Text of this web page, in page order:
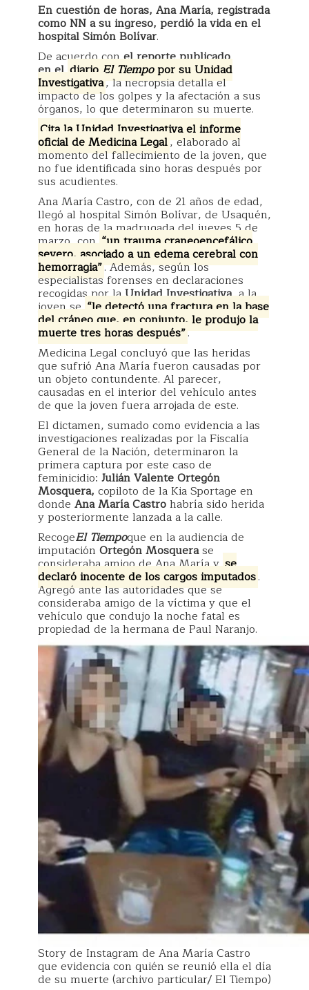
En cuestión de horas, Ana María, registrada
como NN a su ingreso, perdió la vida en el
hospital Simón Bolívar.
De acuerdo conel reporte publicado
eneldiario El Tiempopor su Unidad
Investigativa, la necropsia detalla el
impacto de los golpes y la afectación a sus
órganos, lo que determinaron su muerte.
Cita la Unidad Investigativa el informe
oficial de Medicina Legal, elaborado al
momento del fallecimiento de la joven, que
no fue identificada sino horas después por
sus acudientes.
Ana María Castro, con de 21 años de edad,
llegó al hospital Simón Bolívar, de Usaquén,
en horas de la madrugada del jueves 5 de
marzo, con“un trauma craneoencefálico
severo, asociado a un edema cerebral con
hemorragia”. Además, según los
especialistas forenses en declaraciones
recogidas por laUnidad Investigativa, a la
joven se“le detectó una fractura en la base
del cráneo que, en conjunto, le produjo la
muerte tres horas después”.
Medicina Legal concluyó que las heridas
que sufrió Ana María fueron causadas por
un objeto contundente. Al parecer,
causadas en el interior del vehículo antes
de que la joven fuera arrojada de este.
El dictamen, sumado como evidencia a las
investigaciones realizadas por la Fiscalía
General de la Nación, determinaron la
primera captura por este caso de
feminicidio: Julián Valente Ortegón
Mosquera, copiloto de la Kia Sportage en
donde Ana María Castrohabría sido herida
y posteriormente lanzada a la calle.
RecogeEl Tiempoque en la audiencia de
imputación Ortegón Mosquerase
consideraba amigo de Ana María yse
declaró inocente de los cargos imputados.
Agregó ante las autoridades que se
consideraba amigo de la víctima y que el
vehículo que condujo la noche fatal es
propiedad de la hermana de Paul Naranjo.
Story de Instagram de Ana María Castro
que evidencia con quién se reunió ella el día
de su muerte (archivo particular/ El Tiempo)